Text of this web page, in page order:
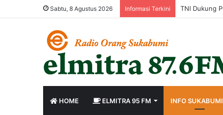
Sabtu, 8 Agustus 2026 Informasi Terkini
HOME ELMITRA 95 FM INFO SUKABUMI